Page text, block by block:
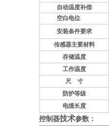
自动温度补偿
空白电位
安装条件要求
传感器主要材料
存储温度
工作温度
尺
寸
防护等级
电缆长度
控制器技术参数：